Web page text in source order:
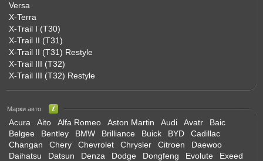
Versa
X-Terra
X-Trail I (T30)
X-Trail II (T31)
X-Trail II (T31) Restyle
X-Trail III (T32)
X-Trail III (T32) Restyle
Марки авто:
Acura Aito Alfa Romeo Aston Martin Audi Avatr
Baic
Belgee
Bentley BMW Brilliance Buick BYD
Cadillac
Changan
Chery Chevrolet Chrysler Citroen
Daewoo
Daihatsu
Datsun Denza Dodge Dongfeng Evolute
Exeed